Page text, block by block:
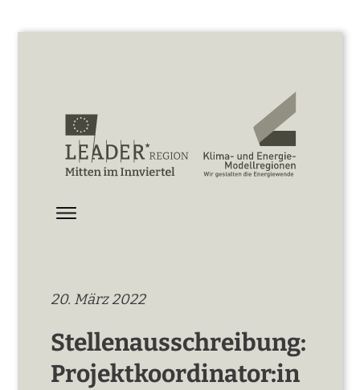
20. März 2022
Stellenausschreibung:
Projektkoordinator:in